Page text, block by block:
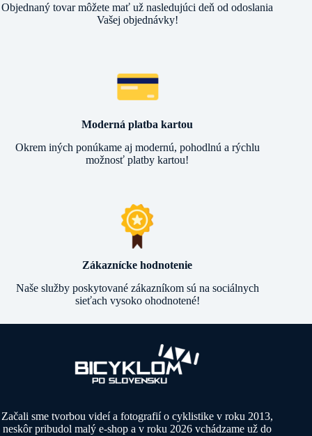
Objednaný tovar môžete mať už nasledujúci deň od odoslania
Vašej objednávky!
Moderná platba kartou
Okrem iných ponúkame aj modernú, pohodlnú a rýchlu
možnosť platby kartou!
Zákaznícke hodnotenie
Naše služby poskytované zákazníkom sú na sociálnych
sieťach vysoko ohodnotené!
Začali sme tvorbou videí a fotografií o cyklistike v roku 2013,
neskôr pribudol malý e-shop a v roku 2026 vchádzame už do